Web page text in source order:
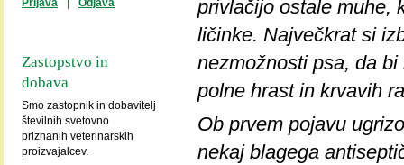
Prijava Odjava
Zastopstvo in
dobava
Smo zastopnik in dobavitelj
številnih svetovno
priznanih veterinarskih
proizvajalcev.
privlačijo ostale muhe,
ličinke. Največkrat si
nezmožnosti psa, da
polne hrast in krvavih
Ob prvem pojavu
nekaj blagega